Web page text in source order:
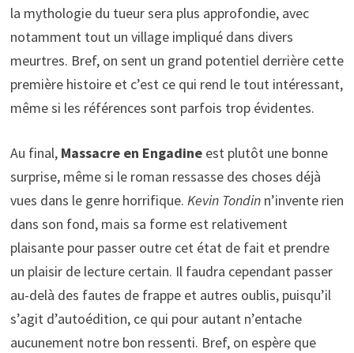
la mythologie du tueur sera plus approfondie, avec
notamment tout un village impliqué dans divers
meurtres. Bref, on sent un grand potentiel derrière cette
première histoire et c’est ce qui rend le tout intéressant,
même si les références sont parfois trop évidentes.
Au final, Massacre en Engadineest plutôt une bonne
surprise, même si le roman ressasse des choses déjà
vues dans le genre horrifique. Kevin Tondinn’invente rien
dans son fond, mais sa forme est relativement
plaisante pour passer outre cet état de fait et prendre
un plaisir de lecture certain. Il faudra cependant passer
au-delà des fautes de frappe et autres oublis, puisqu’il
s’agit d’autoédition, ce qui pour autant n’entache
aucunement notre bon ressenti. Bref, on espère que